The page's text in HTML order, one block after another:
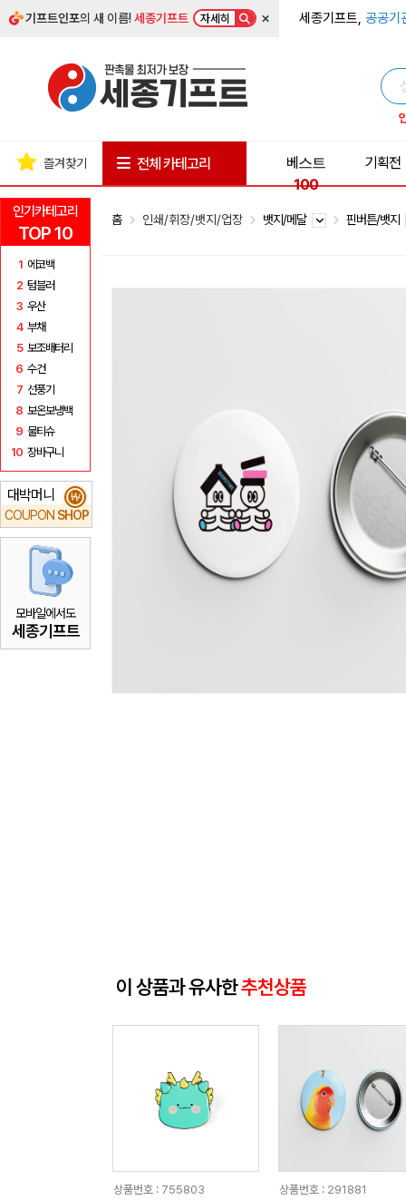
기프트인포의 새 이름!세종기프트 자세히 × 세종기프트, 공공기
인기카테고리
TOP 10
1 에코백
2 텀블러
3 우산
4 부채
5 보조배터리
6 수건
7 선풍기
8 보온보냉백
9 물티슈
10 장바구니
대박머니
COUPON SHOP
₩
모바일에서도
세종기프트
즐겨찾기 전체 카테고리
베스트
100
기획전
홈 인쇄/휘장/뱃지/업장 뱃지/메달 핀버튼/뱃지
이 상품과 유사한추천상품
상품번호 : 755803
상품번호 : 291881